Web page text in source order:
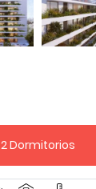
2 Dormitorios